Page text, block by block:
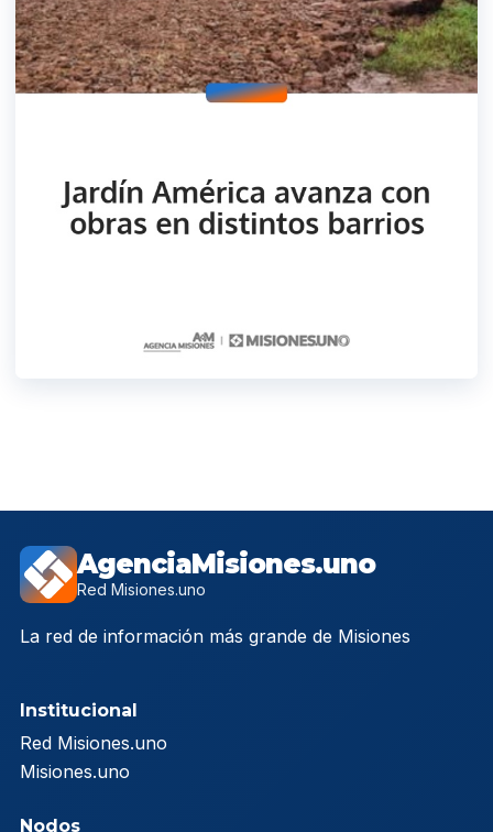
AgenciaMisiones.uno
Red Misiones.uno
La red de información más grande de Misiones
Institucional
Red Misiones.uno
Misiones.uno
Nodos